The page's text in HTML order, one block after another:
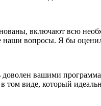
включают всю
вопросы. Я бы
вашими
виде, который